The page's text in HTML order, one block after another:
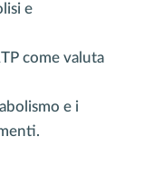
e
come valuta
e i